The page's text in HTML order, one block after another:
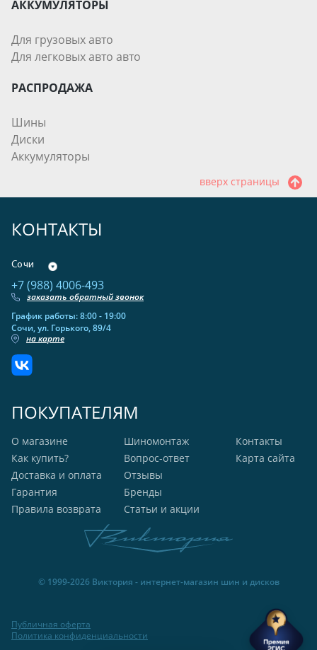
АККУМУЛЯТОРЫ
Для грузовых авто
Для легковых авто авто
РАСПРОДАЖА
Шины
Диски
Аккумуляторы
вверх страницы
КОНТАКТЫ
Сочи
+7 (988) 4006-493
заказать обратный звонок
График работы: 8:00 - 19:00
Сочи, ул. Горького, 89/4
на карте
ПОКУПАТЕЛЯМ
О магазине
Как купить?
Доставка и оплата
Гарантия
Правила возврата
Шиномонтаж
Вопрос-ответ
Отзывы
Бренды
Статьи и акции
Контакты
Карта сайта
© 1999-2026 Виктория - интернет-магазин шин и дисков
Публичная оферта
Политика конфиденциальности